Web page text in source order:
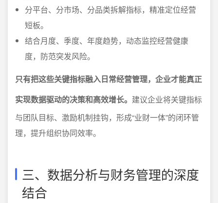
分平台、分市场、分品类拆解指标，精准定位经营
短板。
结合月度、季度、年度趋势，动态监控经营健康
度，防范突发风险。
只有把这些关键指标融入日常经营管理，企业才能真正
实现数据驱动的决策和高效增长。 建议企业将关键指标
与团队目标、激励机制挂钩，形成“业财一体”的闭环管
理，提升组织协同效率。
三、数据分析与财务管理的深度
结合